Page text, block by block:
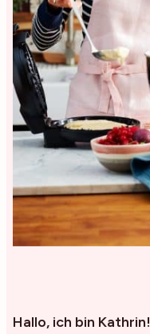
Hallo, ich bin Kathrin!